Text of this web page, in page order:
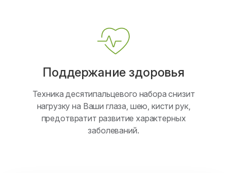
Поддержание здоровья
Техника десятипальцевого набора снизит
нагрузку на Ваши глаза, шею, кисти рук,
предотвратит развитие характерных
заболеваний.